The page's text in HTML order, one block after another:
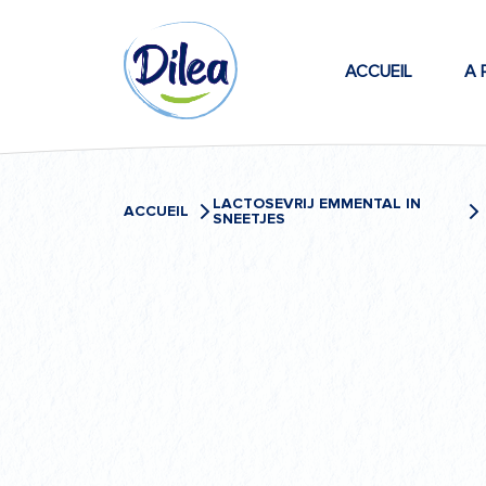
Dilea
Zero
Lactose
ACCUEIL A
ACCUEIL
LACTOSEVRIJ EMMENTAL IN
SNEETJES